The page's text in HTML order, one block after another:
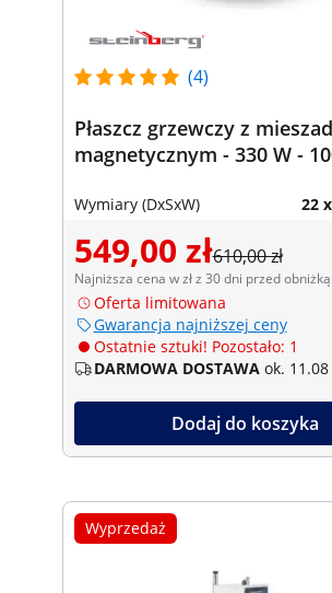
(4)
Płaszcz grzewczy z
magnetycznym - 330 W -
Wymiary (DxSxW) 22
549,00 zł610,00 zł
Najniższa cena w zł z 30 dni przed
Oferta limitowana
Gwarancja najniższej ceny
Ostatnie sztuki! Pozostało: 1
DARMOWA DOSTAWA ok. 11.08
Dodaj do koszyka
Wyprzedaż